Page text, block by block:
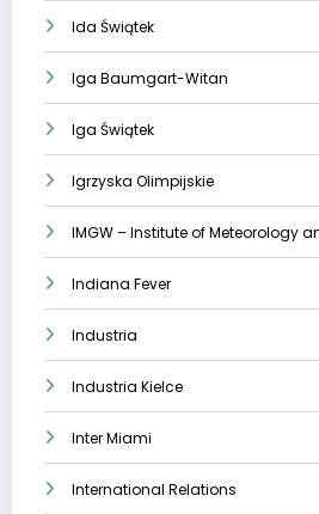
Ida Świątek
Iga Baumgart-Witan
Iga Świątek
Igrzyska Olimpijskie
IMGW – Institute of Meteorology
Indiana Fever
Industria
Industria Kielce
Inter Miami
International Relations